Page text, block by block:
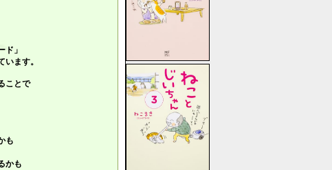
」
います。
ことで
も
かも